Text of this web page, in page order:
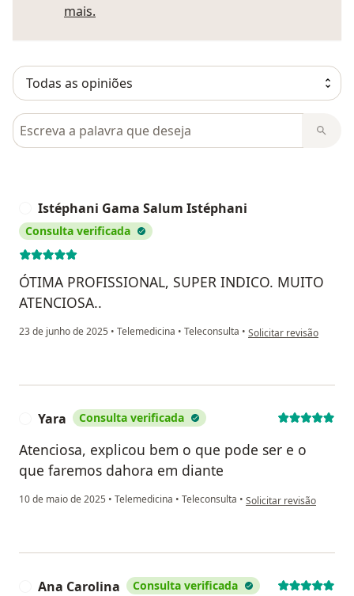
mais.
Pesquisar em opiniões
Istéphani Gama Salum Istéphani
Consulta verificada
ÓTIMA PROFISSIONAL, SUPER INDICO. MUITO
ATENCIOSA..
23 de junho de 2025 • Telemedicina • Teleconsulta • na opinião do
Solicitar revisão
Yara Consulta verificada
Atenciosa, explicou bem o que pode ser e o
que faremos dahora em diante
10 de maio de 2025 • Telemedicina • Teleconsulta • na opinião do utilizador
Solicitar revisão
Ana Carolina Consulta verificada